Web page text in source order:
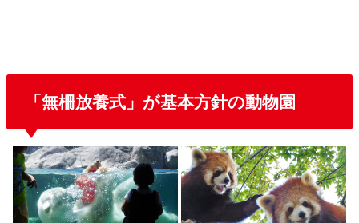
「無柵放養式」が基本方針の動物園